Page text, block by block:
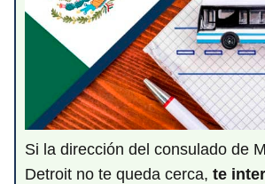
Si la dirección del consulado de
Detroit no te queda cerca, te